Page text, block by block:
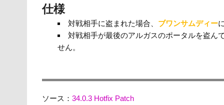
仕様
対戦相手に盗まれた場合、 ブワンサムディー
対戦相手が最後のアルガスのポータルを盗ん
せん。
ソース：34.0.3 Hotfix Patch